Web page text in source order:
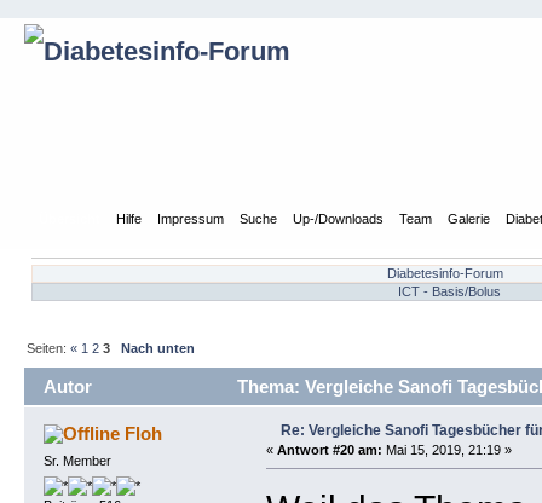
Hilfe Impressum Suche Up-/Downloads Team Galerie
Diabetesinfo-Forum
ICT - Basis/Bolus
Seiten:« 1 2 3 Nach unten
Autor Thema: Vergleiche Sanofi
Floh
Sr. Member
Re: Vergleiche Sanofi Tagesbücher
« Antwort #20 am: Mai 15, 2019, 21:19 »